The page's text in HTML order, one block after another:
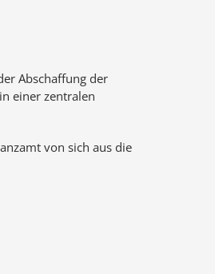
Abschaffung der
einer zentralen
von sich aus die